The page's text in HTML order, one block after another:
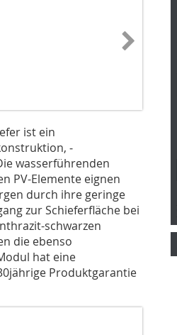
ist ein
wasserführenden
PV-Elemente eignen
durch ihre geringe
zur Schieferfläche bei
schwarzen
die ebenso
hat eine
Produktgarantie